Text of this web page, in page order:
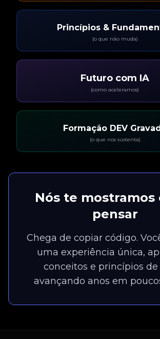
Princípios &
(o que não muda)
Futuro com IA
(como aceleramos)
Formação DEV
(o que nos sustenta)
Nós te mostramos
pensar
Chega de copiar código.
uma experiência única,
conceitos e princípios de
avançando anos em